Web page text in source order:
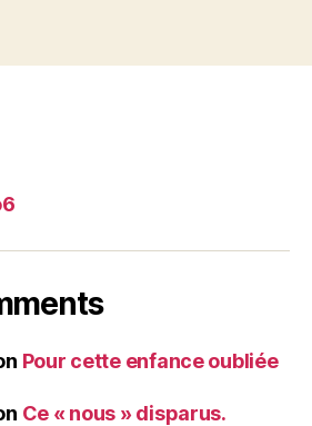
Pour cette enfance oubliée
Ce « nous » disparus.